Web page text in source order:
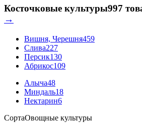
Косточковые культуры997
→
Вишня, Черешня459
Слива227
Персик130
Абрикос109
Алыча48
Миндаль18
Нектарин6
СортаОвощные культуры